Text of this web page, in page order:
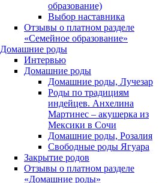
образование)
Выбор наставника
Отзывы о платном разделе
«Семейное образование»
Домашние роды
Интервью
Домашние роды
Домашние роды, Лучезар
Роды по традициям
индейцев. Анхелина
Мартинес – акушерка из
Мексики в Сочи
Домашние роды, Розалия
Свободные роды Ягуара
Закрытие родов
Отзывы о платном разделе
«Домашние роды»